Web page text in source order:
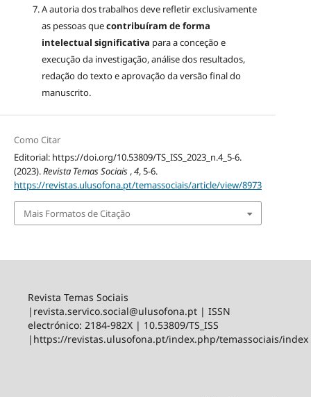
A autoria dos trabalhos deve refletir exclusivamente
as pessoas quecontribuíram de forma
intelectual significativa para a conceção e
execução da investigação, análise dos resultados,
redação do texto e aprovação da versão final do
manuscrito.
Como Citar
Editorial: https://doi.org/10.53809/TS_ISS_2023_n.4_5-6.
(2023).Revista Temas Sociais ,4, 5-6.
https://revistas.ulusofona.pt/temassociais/article/view/8973
Mais Formatos de Citação
Revista Temas Sociais
|revista.servico.social@ulusofona.pt | ISSN
electrónico: 2184-982X | 10.53809/TS_ISS
|https://revistas.ulusofona.pt/index.php/temassociais/index